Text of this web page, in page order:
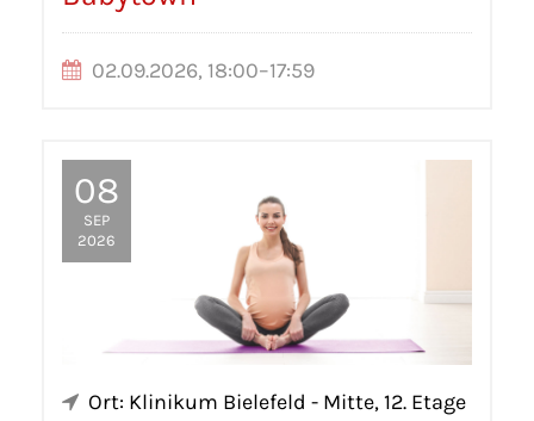
02.09.2026, 18:00–17:59
08
SEP
2026
Ort: Klinikum Bielefeld - Mitte, 12. Etage